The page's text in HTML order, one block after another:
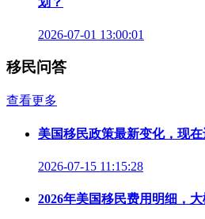
2026-07-01 13:00:01
移民问答
查看更多
美国移民政策最新变化，现
2026-07-15 11:15:28
2026年美国移民费用明细，